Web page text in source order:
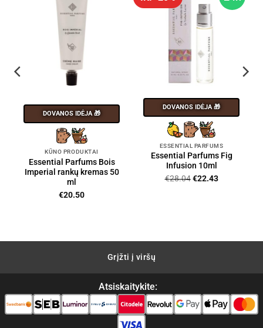
DOVANOS IDĖJA 🎁
KŪNO PRODUKTAI
Essential Parfums Bois
Imperial rankų kremas 50
ml
€20.50
DOVANOS IDĖJA 🎁
ESSENTIAL PARFUMS
Essential Parfums Fig
Infusion 10ml
€28.04 Original
€22.43Current
Grįžti į viršų
Atsiskaitykite: